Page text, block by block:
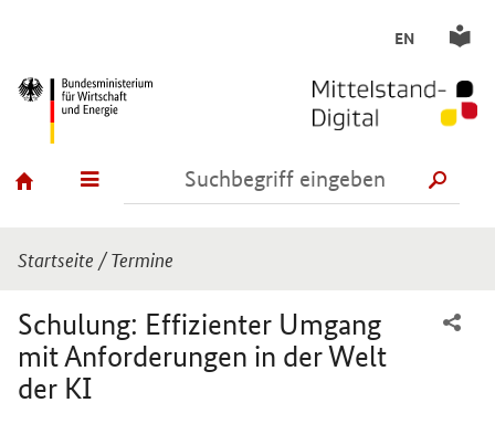
EN
Sie sind hier:
Startseite /Termine
Schulung: Effizienter Umgang
mit Anforderungen in der Welt
der KI